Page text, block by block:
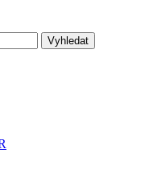
Vyhledat